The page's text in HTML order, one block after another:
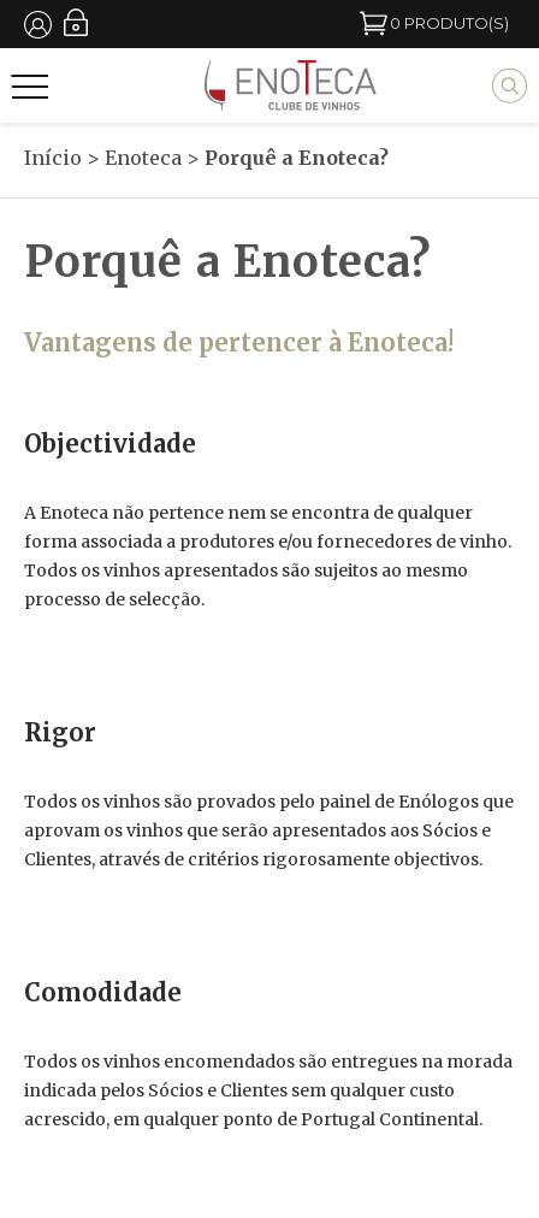
principal
0 PRODUTO(S)
M
l
Início > Enoteca > Porquê a Enoteca?
Porquê a Enoteca?
Vantagens de pertencer à Enoteca!
Objectividade
A Enoteca não pertence nem se encontra de qualquer
forma associada a produtores e/ou fornecedores de vinho.
Todos os vinhos apresentados são sujeitos ao mesmo
processo de selecção.
Rigor
Todos os vinhos são provados pelo painel de Enólogos que
aprovam os vinhos que serão apresentados aos Sócios e
Clientes, através de critérios rigorosamente objectivos.
Comodidade
Todos os vinhos encomendados são entregues na morada
indicada pelos Sócios e Clientes sem qualquer custo
acrescido, em qualquer ponto de Portugal Continental.